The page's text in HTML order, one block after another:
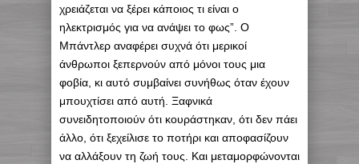
χρειάζεται να ξέρει κάποιος τι είναι ο
ηλεκτρισμός για να ανάψει το φως”. Ο
Μπάντλερ αναφέρει συχνά ότι μερικοί
άνθρωποι ξεπερνούν από μόνοι τους μια
φοβία, κι αυτό συμβαίνει συνήθως όταν έχουν
μπουχτίσει από αυτή. Ξαφνικά
συνειδητοποιούν ότι κουράστηκαν, ότι δεν πάει
άλλο, ότι ξεχείλισε το ποτήρι και αποφασίζουν
να αλλάξουν τη ζωή τους. Και μεταμορφώνονται